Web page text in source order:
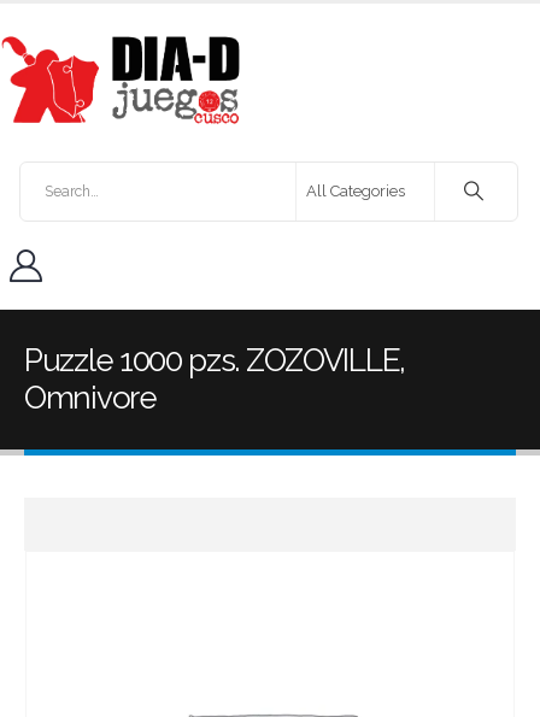
Puzzle 1000 pzs. ZOZOVILLE,
Omnivore